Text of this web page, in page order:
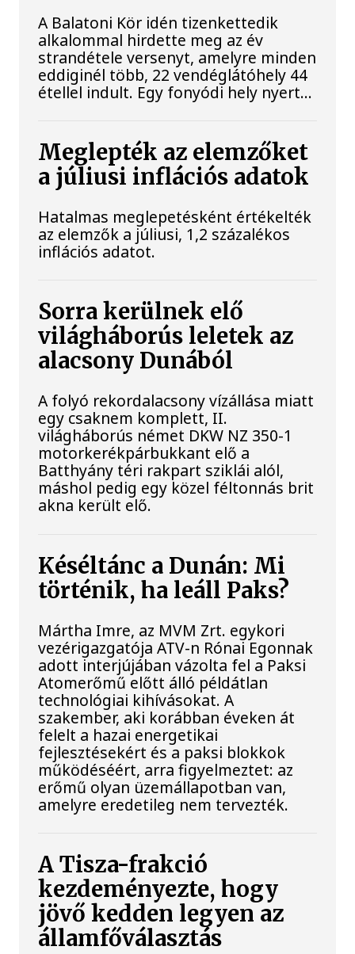
A Balatoni Kör idén tizenkettedik
alkalommal hirdette meg az év
strandétele versenyt, amelyre minden
eddiginél több, 22 vendéglátóhely 44
étellel indult. Egy fonyódi hely nyert...
Meglepték az elemzőket
a júliusi inflációs adatok
Hatalmas meglepetésként értékelték
az elemzők a júliusi, 1,2 százalékos
inflációs adatot.
Sorra kerülnek elő
világháborús leletek az
alacsony Dunából
A folyó rekordalacsony vízállása miatt
egy csaknem komplett, II.
világháborús német DKW NZ 350-1
motorkerékpárbukkant elő a
Batthyány téri rakpart sziklái alól,
máshol pedig egy közel féltonnás brit
akna került elő.
Késéltánc a Dunán: Mi
történik, ha leáll Paks?
Mártha Imre, az MVM Zrt. egykori
vezérigazgatója ATV-n Rónai Egonnak
adott interjújában vázolta fel a Paksi
Atomerőmű előtt álló példátlan
technológiai kihívásokat. A
szakember, aki korábban éveken át
felelt a hazai energetikai
fejlesztésekért és a paksi blokkok
működéséért, arra figyelmeztet: az
erőmű olyan üzemállapotban van,
amelyre eredetileg nem tervezték.
A Tisza-frakció
kezdeményezte, hogy
jövő kedden legyen az
államfőválasztás